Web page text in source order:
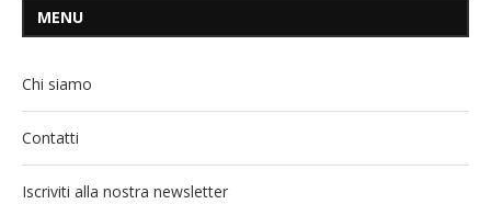
MENU
Chi siamo
Contatti
Iscriviti alla nostra newsletter